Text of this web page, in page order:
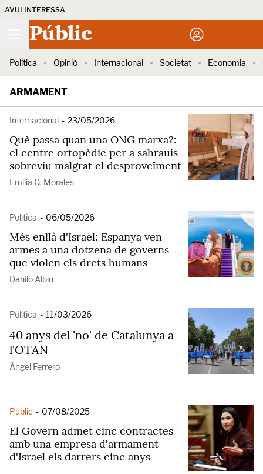
AVUI INTERESSA
Públic
Política Opinió Internacional Societat Economia
ARMAMENT
Internacional - 23/05/2026
Què passa quan una ONG marxa?:
el centre ortopèdic per a sahrauís
sobreviu malgrat el desproveïment
Emilia G. Morales
Política - 06/05/2026
Més enllà d'Israel: Espanya ven
armes a una dotzena de governs
que violen els drets humans
Danilo Albin
Política - 11/03/2026
40 anys del 'no' de Catalunya a
l'OTAN
Àngel Ferrero
Públic - 07/08/2025
El Govern admet cinc contractes
amb una empresa d'armament
d'Israel els darrers cinc anys